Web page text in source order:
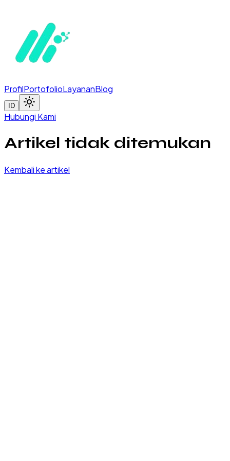
ProfilPortofolioLayananBlog
ID
Hubungi Kami
Artikel tidak ditemukan
Kembali ke artikel